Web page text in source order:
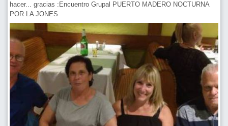
hacer... gracias :Encuentro Grupal PUERTO MADERO NOCTURNA
POR LA JONES